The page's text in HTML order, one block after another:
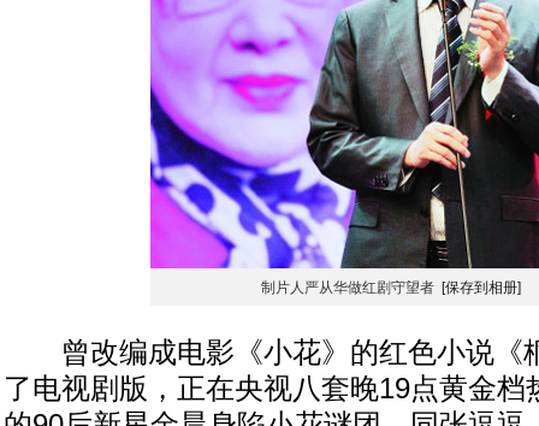
制片人严从华做红剧守望者 [保存到相册]
曾改编成电影《小花》的红色小说《
了电视剧版，正在央视八套晚19点黄金档